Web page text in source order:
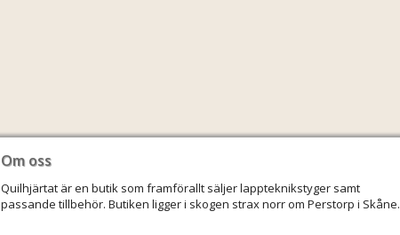
Om oss
Quilhjärtat är en butik som framförallt säljer lappteknikstyger samt
passande tillbehör. Butiken ligger i skogen strax norr om Perstorp i Skåne.